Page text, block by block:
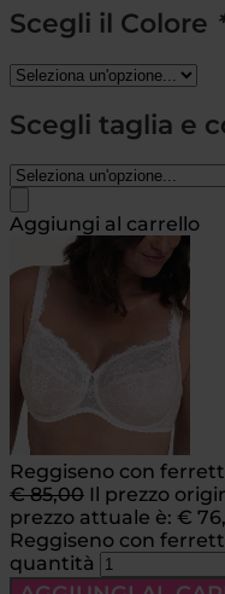
Scegli il Colore *
Scegli taglia e
Aggiungi al carrello
Reggiseno con
€85,00 Il prezzo
prezzo attuale è: €
Reggiseno con
quantità